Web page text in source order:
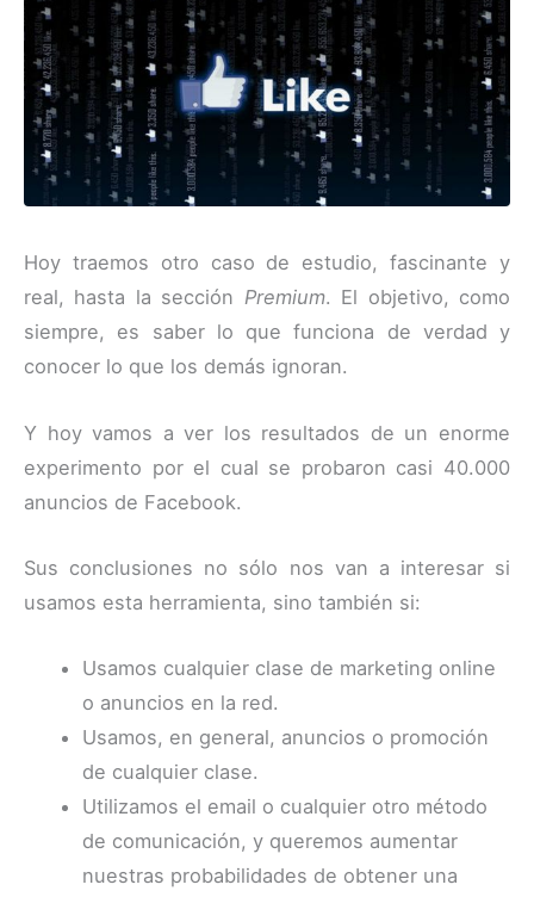
Hoy traemos otro caso de estudio, fascinante y
real, hasta la sección Premium. El objetivo, como
siempre, es saber lo que funciona de verdad y
conocer lo que los demás ignoran.
Y hoy vamos a ver los resultados de un enorme
experimento por el cual se probaron casi 40.000
anuncios de Facebook.
Sus conclusiones no sólo nos van a interesar si
usamos esta herramienta, sino también si:
Usamos cualquier clase de marketing online
o anuncios en la red.
Usamos, en general, anuncios o promoción
de cualquier clase.
Utilizamos el email o cualquier otro método
de comunicación, y queremos aumentar
nuestras probabilidades de obtener una